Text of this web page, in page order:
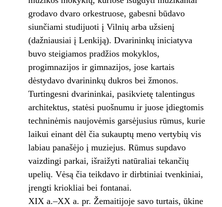
grodavo dvaro orkestruose, gabesni būdavo
siunčiami studijuoti į Vilnių arba užsienį
(dažniausiai į Lenkiją). Dvarininkų iniciatyva
buvo steigiamos pradžios mokyklos,
progimnazijos ir gimnazijos, jose kartais
dėstydavo dvarininkų dukros bei žmonos.
Turtingesni dvarininkai, pasikvietę talentingus
architektus, statėsi puošnumu ir juose įdiegtomis
techninėmis naujovėmis garsėjusius rūmus, kurie
laikui einant dėl čia sukauptų meno vertybių vis
labiau panašėjo į muziejus. Rūmus supdavo
vaizdingi parkai, išraižyti natūraliai tekančių
upelių. Vėsą čia teikdavo ir dirbtiniai tvenkiniai,
įrengti kriokliai bei fontanai.
XIX a.–XX a. pr. Žemaitijoje savo turtais, ūkine